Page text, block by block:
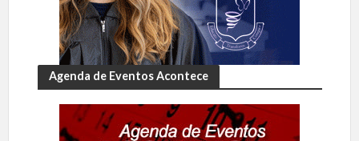
Agenda de Eventos Acontece